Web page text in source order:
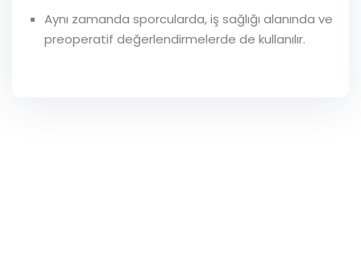
Aynı zamanda sporcularda, iş sağlığı alanında ve
preoperatif değerlendirmelerde de kullanılır.